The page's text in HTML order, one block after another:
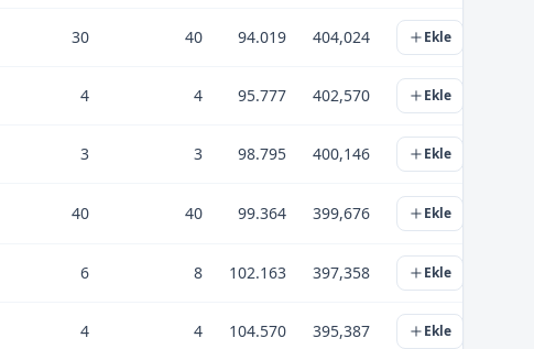
30 40 94.019 404,024 Ekle
4 4 95.777 402,570 Ekle
3 3 98.795 400,146 Ekle
40 40 99.364 399,676 Ekle
6 8 102.163 397,358 Ekle
4 4 104.570 395,387 Ekle